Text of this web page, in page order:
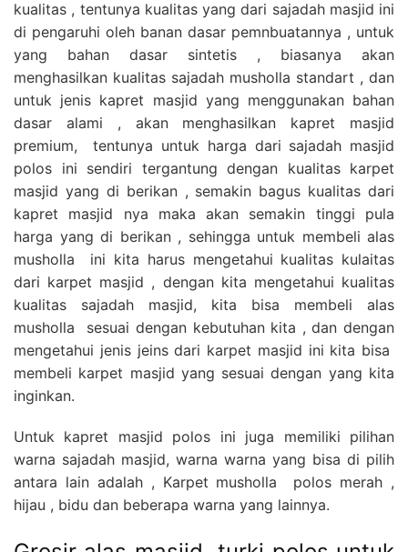
kualitas , tentunya kualitas yang dari sajadah masjid ini
di pengaruhi oleh banan dasar pemnbuatannya , untuk
yang bahan dasar sintetis , biasanya akan
menghasilkan kualitas sajadah musholla standart , dan
untuk jenis kapret masjid yang menggunakan bahan
dasar alami , akan menghasilkan kapret masjid
premium, tentunya untuk harga dari sajadah masjid
polos ini sendiri tergantung dengan kualitas karpet
masjid yang di berikan , semakin bagus kualitas dari
kapret masjid nya maka akan semakin tinggi pula
harga yang di berikan , sehingga untuk membeli alas
musholla ini kita harus mengetahui kualitas kulaitas
dari karpet masjid , dengan kita mengetahui kualitas
kualitas sajadah masjid, kita bisa membeli alas
musholla sesuai dengan kebutuhan kita , dan dengan
mengetahui jenis jeins dari karpet masjid ini kita bisa
membeli karpet masjid yang sesuai dengan yang kita
inginkan.
Untuk kapret masjid polos ini juga memiliki pilihan
warna sajadah masjid, warna warna yang bisa di pilih
antara lain adalah , Karpet musholla polos merah ,
hijau , bidu dan beberapa warna yang lainnya.